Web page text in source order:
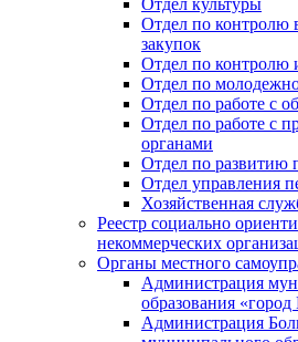
Отдел по контролю
закупок
Отдел по контролю
Отдел по
Отдел по работе с
Отдел по работе с
органами
Отдел по развитию
Отдел управления
Хозяйственная
Реестр социально
некоммерческих
Органы местного
Администрация
образования
Администрация